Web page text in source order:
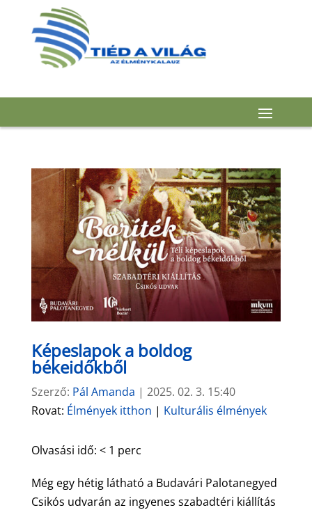
Képeslapok a boldog
békeidőkből
Szerző: Pál Amanda | 2025. 02. 3. 15:40
Rovat: Élmények itthon | Kulturális élmények
Olvasási idő: < 1 perc
Még egy hétig látható a Budavári Palotanegyed
Csikós udvarán az ingyenes szabadtéri kiállítás